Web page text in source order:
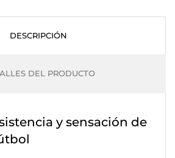
DESCRIPCIÓN
DEL PRODUCTO
y sensación de